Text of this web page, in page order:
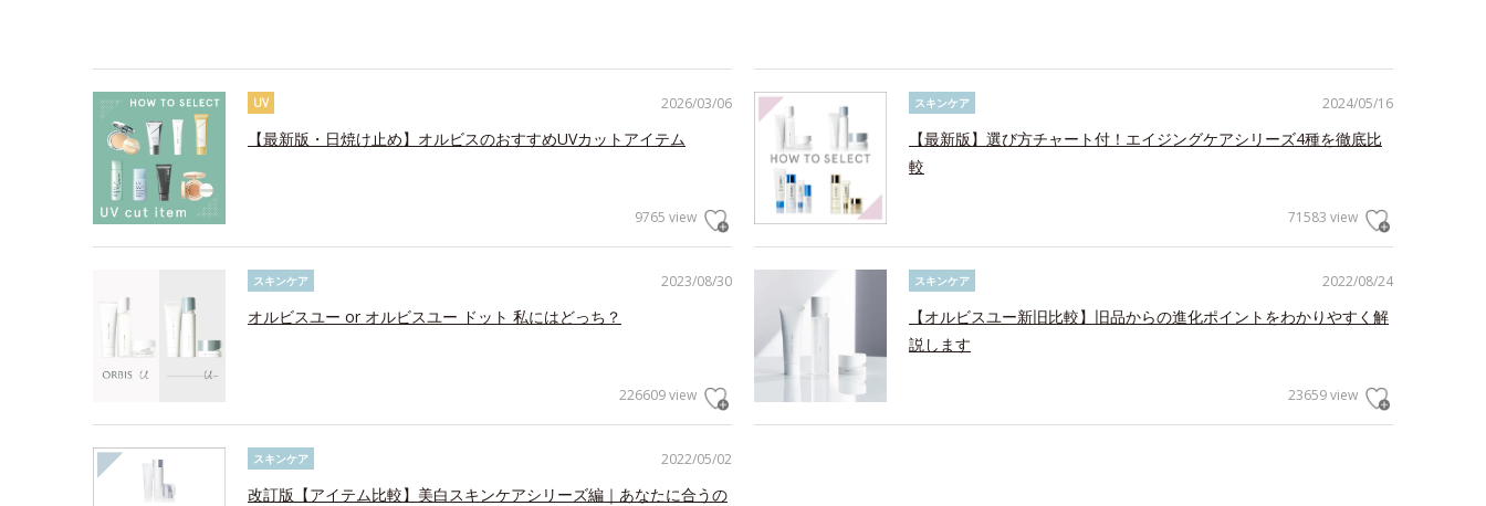
2026/03/06
UV
【最新版・日焼け止め】オルビスのおすすめUVカットアイテム
9765 view
2024/05/16
スキンケア
【最新版】選び方チャート付！エイジングケアシリーズ4種を徹底比
較
71583 view
2023/08/30
スキンケア
オルビスユー or オルビスユー ドット 私にはどっち？
226609 view
2022/08/24
スキンケア
【オルビスユー新旧比較】旧品からの進化ポイントをわかりやすく解
説します
23659 view
2022/05/02
スキンケア
改訂版【アイテム比較】美白スキンケアシリーズ編｜あなたに合うの